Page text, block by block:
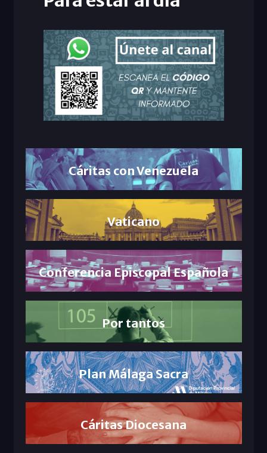
Cáritas con Venezuela
Vaticano
Conferencia Episcopal Española
Por tantos
Plan Málaga Sacra
Cáritas Diocesana